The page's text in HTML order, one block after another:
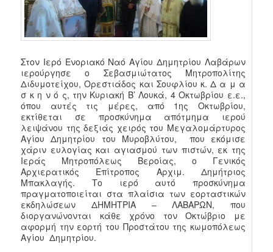
Στον Ιερό Ενοριακό Ναό Αγίου Δημητρίου Λαβάρων
ιερούργησε ο Σεβασμιώτατος Μητροπολίτης
Διδυμοτείχου, Ορεστιάδος και Σουφλίου κ. Δ α μ α
σ κ η ν ό ς, την Κυριακή Β’ Λουκά, 4 Οκτωβρίου ε.ε.,
όπου αυτές τις μέρες, από 1ης Οκτωβρίου,
εκτίθεται σε προσκύνημα απότμημα ιερού
λειψάνου της δεξιάς χειρός του Μεγαλομάρτυρος
Αγίου Δημητρίου του Μυροβλύτου, που εκόμισε
χάριν ευλογίας και αγιασμού των πιστών, εκ της
Ιεράς Μητροπόλεως Βεροίας, ο Γενικός
Αρχιερατικός Επίτροπος Αρχιμ. Δημήτριος
Μπακλαγής. Το ιερό αυτό προσκύνημα
πραγματοποιείται στα πλαίσια των εορταστικών
εκδηλώσεων ΔΗΜΗΤΡΙΑ – ΛΑΒΑΡΩΝ, που
διοργανώνονται κάθε χρόνο τον Οκτώβριο με
αφορμή την εορτή του Προστάτου της κωμοπόλεως
Αγίου Δημητρίου.